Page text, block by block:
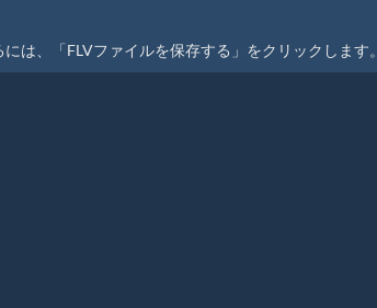
は、「FLVファイルを保存する」をクリックします。